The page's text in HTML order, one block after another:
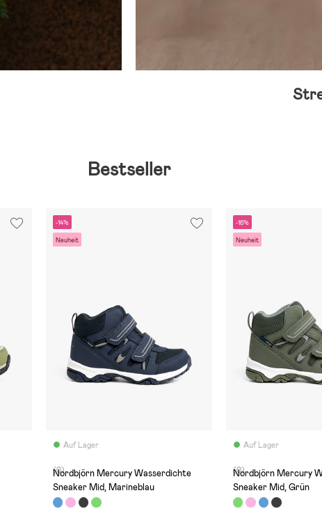
Bestseller
-14%
Neuheit
Auf Lager
(0)
Nordbjörn Mercury Wasserdichte
Sneaker Mid, Marineblau
-16%
Neuheit
Auf Lager
(0)
Nordbjörn Mercury
Sneaker Mid, Grün